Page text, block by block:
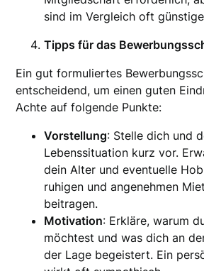
sind im Vergleich oft
Tipps für das
Ein gut formuliertes
entscheidend, um einen guten
Achte auf folgende Punkte:
Vorstellung: Stelle dich und
Lebenssituation kurz vor.
dein Alter und eventuelle
ruhigen und angenehmen
beitragen.
Motivation: Erkläre, warum
möchtest und was dich an
der Lage begeistert. Ein